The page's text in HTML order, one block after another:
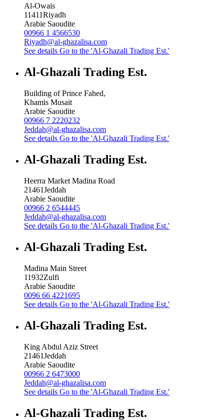
Al-Owais
11411Riyadh
Arabie Saoudite
00966 1 4566530
Riyadh@al-ghazalisa.com
See details Go to the 'Al-Ghazali Trading Est.'
Al-Ghazali Trading Est.
Building of Prince Fahed,
Khamis Musait
Arabie Saoudite
00966 7 2220232
Jeddah@al-ghazalisa.com
See details Go to the 'Al-Ghazali Trading Est.'
Al-Ghazali Trading Est.
Heerra Market Madina Road
21461Jeddah
Arabie Saoudite
00966 2 6544445
Jeddah@al-ghazalisa.com
See details Go to the 'Al-Ghazali Trading Est.'
Al-Ghazali Trading Est.
Madina Main Street
11932Zulfi
Arabie Saoudite
0096 66 4221695
See details Go to the 'Al-Ghazali Trading Est.'
Al-Ghazali Trading Est.
King Abdul Aziz Street
21461Jeddah
Arabie Saoudite
00966 2 6473000
Jeddah@al-ghazalisa.com
See details Go to the 'Al-Ghazali Trading Est.'
Al-Ghazali Trading Est.